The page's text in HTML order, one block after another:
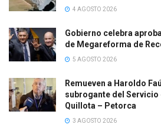
4 AGOSTO 2026
Gobierno celebra
de Megareforma de
5 AGOSTO 2026
Remueven a Haroldo
subrogante del Servicio
Quillota – Petorca
3 AGOSTO 2026